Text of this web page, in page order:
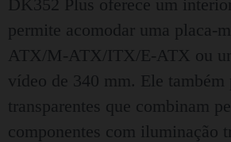
DK352 Plus oferece um
permite acomodar uma placa-
ATX/M-ATX/ITX/E-ATX ou
vídeo de 340 mm. Ele também
transparentes que combinam
componentes com iluminação